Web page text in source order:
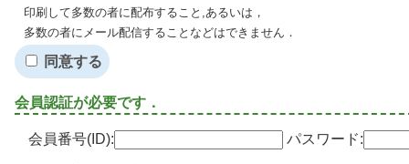
印刷して多数の者に配布すること,あるいは，
多数の者にメール配信することなどはできません．
同意する
会員認証が必要です．
会員番号(ID): パスワード: